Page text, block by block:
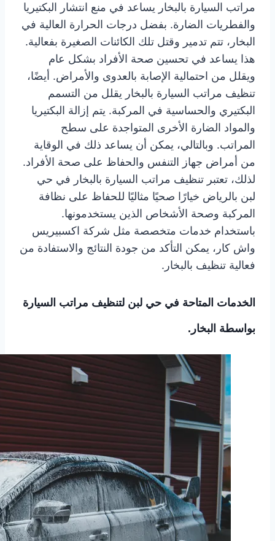
مراتب السيارة بالبخار يساعد في منع انتشار البكتيريا
والفطريات الضارة. بفضل درجات الحرارة العالية في
البخار، تتم تدمير وقتل تلك الكائنات الصغيرة بفعالية.
هذا يساعد في تحسين صحة الأفراد بشكل عام
ويقلل من احتمالية الإصابة بالعدوى والأمراض. أيضًا،
تنظيف مراتب السيارة بالبخار يقلل من التسمم
البكتيري والحساسية في المركبة. يتم إزالة البكتيريا
والمواد الضارة الأخرى المتواجدة على سطح
المراتب. وبالتالي، يمكن أن يساعد ذلك في الوقاية
من أمراض جهاز التنفس والحفاظ على صحة الأفراد.
لذلك، تعتبر تنظيف مراتب السيارة بالبخار في حي
لبن بالرياض خيارًا صحيًا مثاليًا للحفاظ على نظافة
المركبة وصحة الأشخاص الذين يستخدمونها.
باستخدام خدمات متخصصة مثل شركة اكسبيريس
واش كار، يمكن التأكد من جودة النتائج والاستفادة من
فعالية تنظيف بالبخار.
الخدمات المتاحة في حي لبن لتنظيف مراتب السيارة
بواسطة البخار.